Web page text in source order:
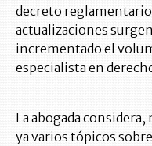
decreto
actualizaciones
incrementado el
especialista en
La abogada
ya varios tópicos